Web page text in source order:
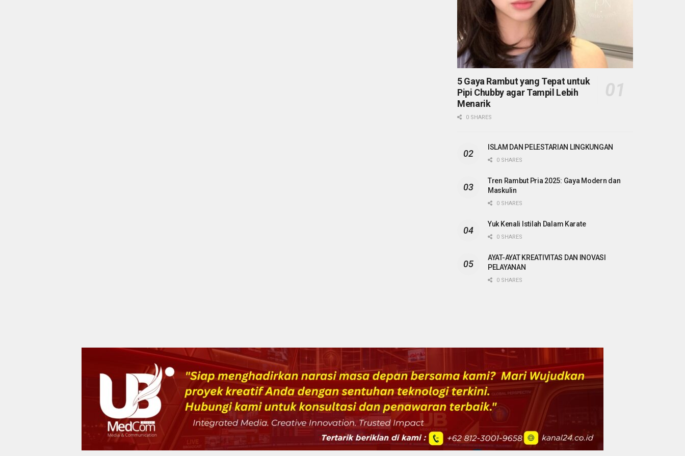
5 Gaya Rambut yang Tepat untuk
Pipi Chubby agar Tampil Lebih
Menarik
0 SHARES
ISLAM DAN PELESTARIAN LINGKUNGAN
0 SHARES
Tren Rambut Pria 2025: Gaya Modern dan
Maskulin
0 SHARES
Yuk Kenali Istilah Dalam Karate
0 SHARES
AYAT-AYAT KREATIVITAS DAN INOVASI
PELAYANAN
0 SHARES